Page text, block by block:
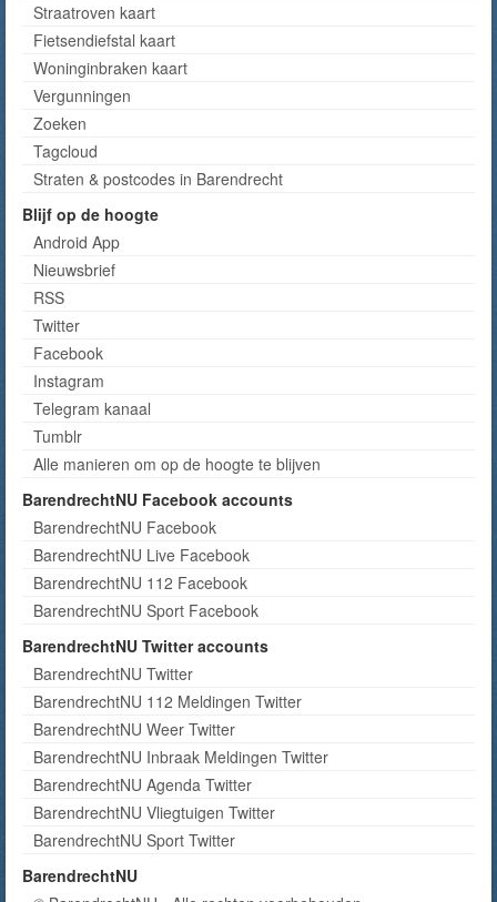
Straatroven kaart
Fietsendiefstal kaart
Woninginbraken kaart
Vergunningen
Zoeken
Tagcloud
Straten & postcodes in Barendrecht
Blijf op de hoogte
Android App
Nieuwsbrief
RSS
Twitter
Facebook
Instagram
Telegram kanaal
Tumblr
Alle manieren om op de hoogte te blijven
BarendrechtNU Facebook accounts
BarendrechtNU Facebook
BarendrechtNU Live Facebook
BarendrechtNU 112 Facebook
BarendrechtNU Sport Facebook
BarendrechtNU Twitter accounts
BarendrechtNU Twitter
BarendrechtNU 112 Meldingen Twitter
BarendrechtNU Weer Twitter
BarendrechtNU Inbraak Meldingen Twitter
BarendrechtNU Agenda Twitter
BarendrechtNU Vliegtuigen Twitter
BarendrechtNU Sport Twitter
BarendrechtNU